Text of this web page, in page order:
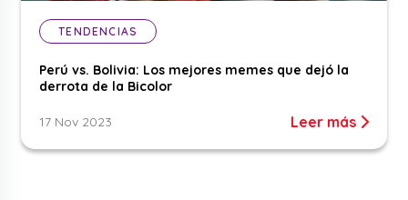
TENDENCIAS
Perú vs. Bolivia: Los mejores memes que dejó la
derrota de la Bicolor
17 Nov 2023 Leer más